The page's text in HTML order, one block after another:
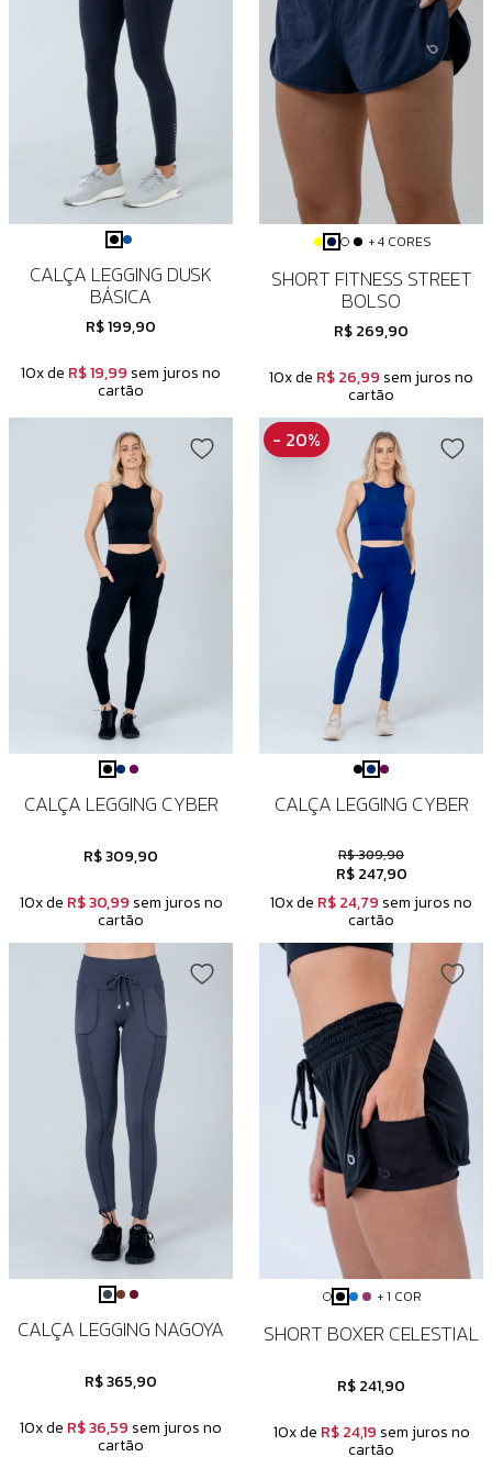
CALÇA LEGGING DUSK
BÁSICA
R$ 199,90
10x de R$ 19,99 sem juros no
cartão
+ 4 CORES
SHORT FITNESS STREET
BOLSO
R$ 269,90
10x de R$ 26,99 sem juros no
cartão
CALÇA LEGGING CYBER
R$ 309,90
10x de R$ 30,99 sem juros no
cartão
CALÇA LEGGING CYBER
R$ 309,90
R$ 247,90
10x de R$ 24,79 sem juros no
cartão
- 20%
CALÇA LEGGING NAGOYA
R$ 365,90
10x de R$ 36,59 sem juros no
cartão
+ 1 COR
SHORT BOXER CELESTIAL
R$ 241,90
10x de R$ 24,19 sem juros no
cartão